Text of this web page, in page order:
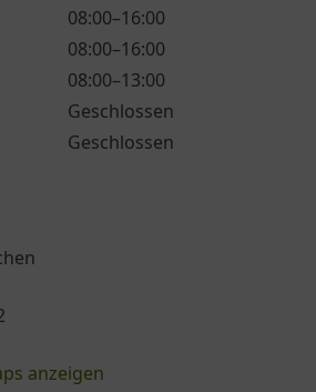
08:00–16:00
08:00–16:00
08:00–13:00
Geschlossen
Geschlossen
anzeigen